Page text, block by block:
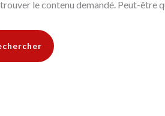
le contenu demandé. Peut-être